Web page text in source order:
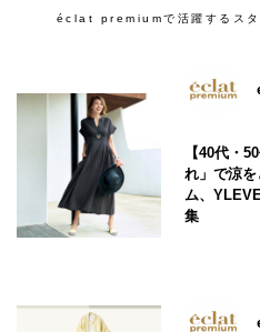
éclat premiumで活躍するスタ
【40代・
れ」で涼
ム、
集